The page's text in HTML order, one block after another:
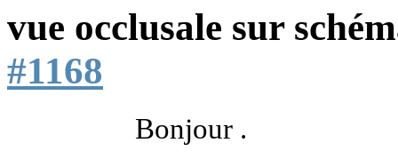
vue occlusale sur
#1168
Bonjour .